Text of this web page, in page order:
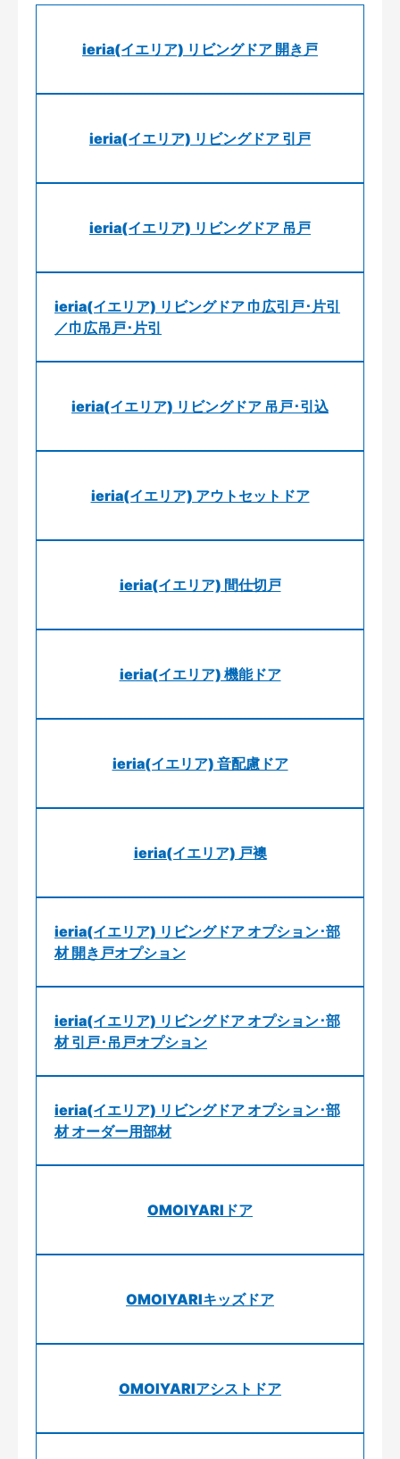
ieria(イエリア) リビングドア 開き戸
ieria(イエリア) リビングドア 引戸
ieria(イエリア) リビングドア 吊戸
ieria(イエリア) リビングドア 巾広引戸･片引
／巾広吊戸･片引
ieria(イエリア) リビングドア 吊戸･引込
ieria(イエリア) アウトセットドア
ieria(イエリア) 間仕切戸
ieria(イエリア) 機能ドア
ieria(イエリア) 音配慮ドア
ieria(イエリア) 戸襖
ieria(イエリア) リビングドア オプション･部
材 開き戸オプション
ieria(イエリア) リビングドア オプション･部
材 引戸･吊戸オプション
ieria(イエリア) リビングドア オプション･部
材 オーダー用部材
OMOIYARIドア
OMOIYARIキッズドア
OMOIYARIアシストドア